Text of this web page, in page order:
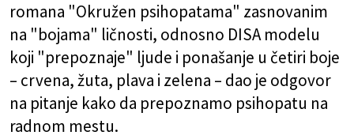
romana "Okružen psihopatama" zasnovanim
na "bojama" ličnosti, odnosno DISA modelu
koji "prepoznaje" ljude i ponašanje u četiri boje
– crvena, žuta, plava i zelena – dao je odgovor
na pitanje kako da prepoznamo psihopatu na
radnom mestu.